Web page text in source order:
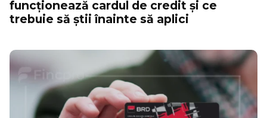
funcționează cardul de credit și ce
trebuie să știi înainte să aplici